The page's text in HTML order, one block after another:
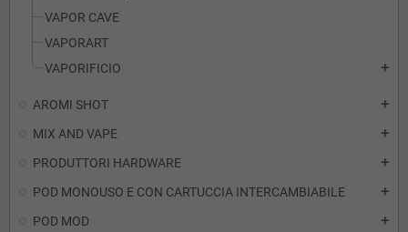
VAPOR CAVE
VAPORART
VAPORIFICIO
add
AROMI SHOT add
MIX AND VAPE add
PRODUTTORI HARDWARE add
POD MONOUSO E CON CARTUCCIA INTERCAMBIABILE add
POD MOD add